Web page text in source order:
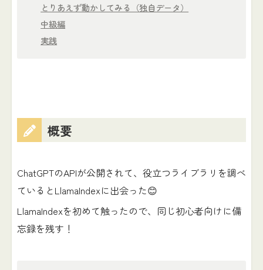
とりあえず動かしてみる（独自データ）
中級編
実践
概要
ChatGPTのAPIが公開されて、役立つライブラリを調べ
ているとLlamaIndexに出会った😊
LlamaIndexを初めて触ったので、同じ初心者向けに備
忘録を残す！